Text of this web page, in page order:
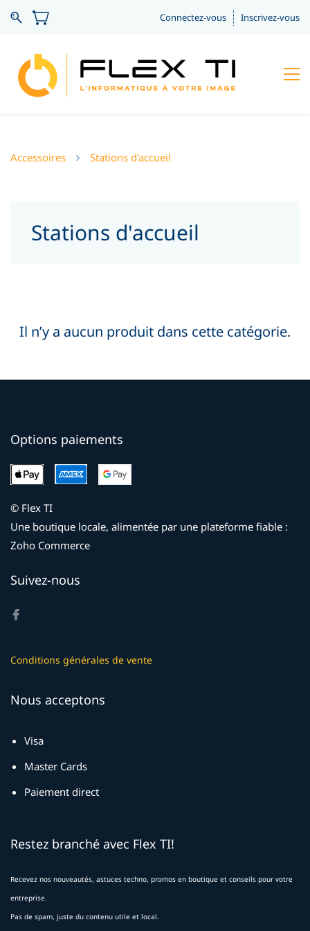
Connectez-vous Inscrivez-vous
Accessoires Stations d'accueil
Stations d'accueil
Il n’y a aucun produit dans cette catégorie.
Options paiements
© Flex TI
Une boutique locale, alimentée par une plateforme fiable :
Zoho Commerce
Suivez-nous
Conditions générales de vente
Nous acceptons
Visa
Master Cards
Paiement direct
Restez branché avec Flex TI!
Recevez nos nouveautés, astuces techno, promos en boutique et conseils pour votre
entreprise.
Pas de spam, juste du contenu utile et local.